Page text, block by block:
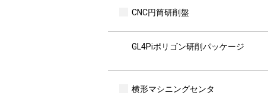
CNC円筒研削盤
GL4Piポリゴン研削パッケージ
横形マシニングセンタ